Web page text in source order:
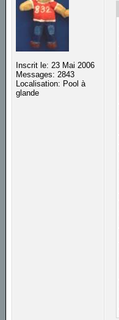
Inscrit le: 23 Mai 2006
Messages: 2843
Localisation: Pool à
glande